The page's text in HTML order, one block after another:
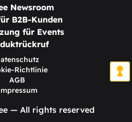
Newsroom
B2B-Kunden
für Events
Richtlinie
AGB
— All rights reserved